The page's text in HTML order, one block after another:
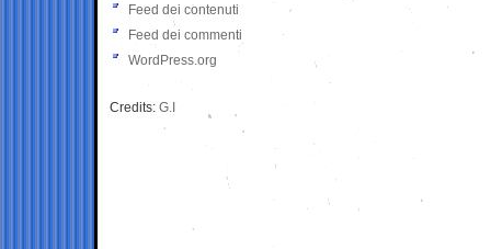
Feed dei contenuti
Feed dei commenti
WordPress.org
Credits: G.I